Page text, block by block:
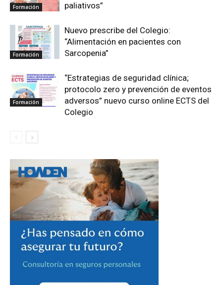
Formación
paliativos”
Formación
Nuevo prescribe del Colegio:
“Alimentación en pacientes con
Sarcopenia”
Formación
“Estrategias de seguridad clínica;
protocolo zero y prevención de eventos
adversos” nuevo curso online ECTS del
Colegio